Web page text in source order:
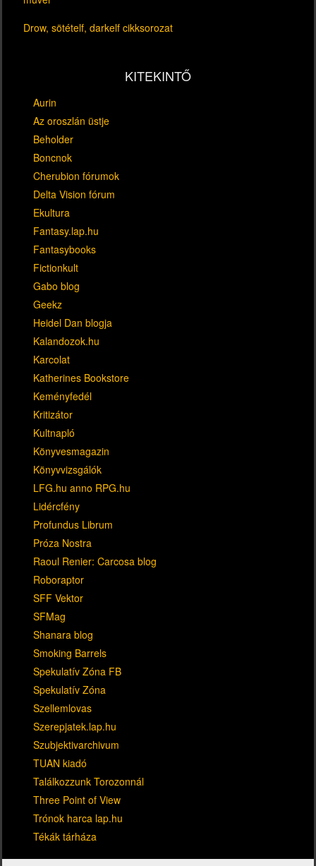
Drow, sötételf, darkelf cikksorozat
KITEKINTŐ
Aurin
Az oroszlán üstje
Beholder
Boncnok
Cherubion fórumok
Delta Vision fórum
Ekultura
Fantasy.lap.hu
Fantasybooks
Fictionkult
Gabo blog
Geekz
Heidel Dan blogja
Kalandozok.hu
Karcolat
Katherines Bookstore
Keményfedél
Kritizátor
Kultnapló
Könyvesmagazin
Könyvvizsgálók
LFG.hu anno RPG.hu
Lidércfény
Profundus Librum
Próza Nostra
Raoul Renier: Carcosa blog
Roboraptor
SFF Vektor
SFMag
Shanara blog
Smoking Barrels
Spekulatív Zóna FB
Spekulatív Zóna
Szellemlovas
Szerepjatek.lap.hu
Szubjektivarchivum
TUAN kiadó
Találkozzunk Torozonnál
Three Point of View
Trónok harca lap.hu
Tékák tárháza